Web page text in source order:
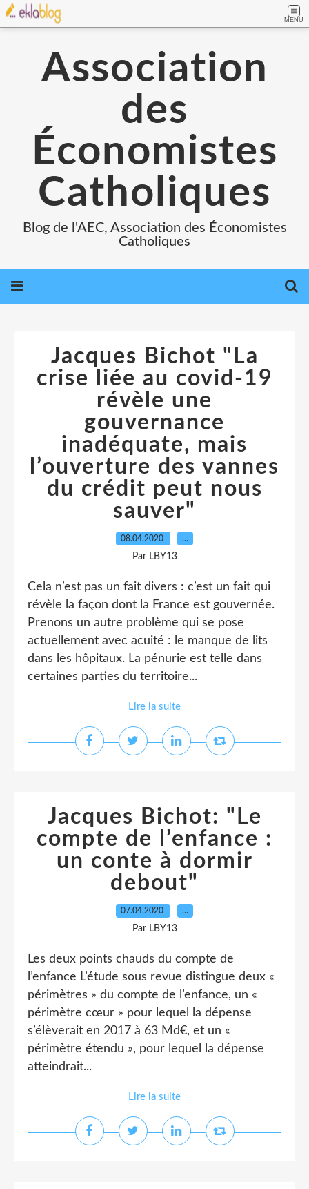
MENU
Association
des
Économistes
Catholiques
Blog de l'AEC, Association des Économistes
Catholiques
Jacques Bichot "La
crise liée au covid-19
révèle une
gouvernance
inadéquate, mais
l’ouverture des vannes
du crédit peut nous
sauver"
08.04.2020 …
Par LBY13
Cela n’est pas un fait divers : c’est un fait qui
révèle la façon dont la France est gouvernée.
Prenons un autre problème qui se pose
actuellement avec acuité : le manque de lits
dans les hôpitaux. La pénurie est telle dans
certaines parties du territoire...
Lire la suite
Jacques Bichot: "Le
compte de l’enfance :
un conte à dormir
debout"
07.04.2020 …
Par LBY13
Les deux points chauds du compte de
l’enfance L’étude sous revue distingue deux «
périmètres » du compte de l’enfance, un «
périmètre cœur » pour lequel la dépense
s’élèverait en 2017 à 63 Md€, et un «
périmètre étendu », pour lequel la dépense
atteindrait...
Lire la suite